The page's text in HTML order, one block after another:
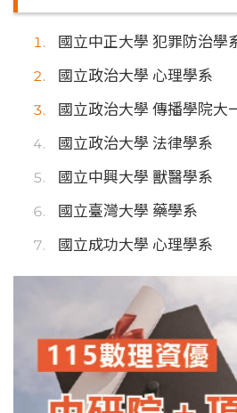
國立中正大學 犯罪防治學
國立政治大學 心理學系
國立政治大學 傳播學院大
國立政治大學 法律學系
國立中興大學 獸醫學系
國立臺灣大學 藥學系
國立成功大學 心理學系